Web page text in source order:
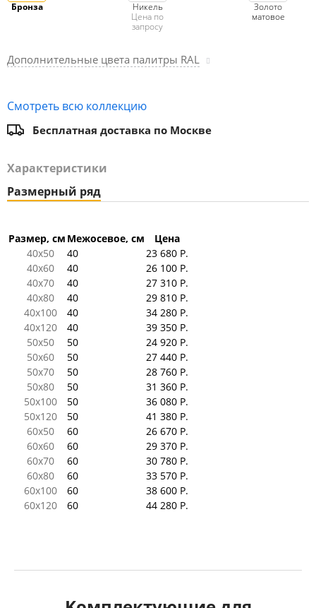
Бронза
Никель
Цена по
запросу
Золото
матовое
Дополнительные цвета палитры RAL
Смотреть всю коллекцию
Бесплатная доставка по Москве
Характеристики
Размерный ряд
Размер, см Межосевое, см
Цена
40x50
40
23 680 Р.
40x60
40
26 100 Р.
40x70
40
27 310 Р.
40x80
40
29 810 Р.
40x100
40
34 280 Р.
40x120
40
39 350 Р.
50x50
50
24 920 Р.
50x60
50
27 440 Р.
50x70
50
28 760 Р.
50x80
50
31 360 Р.
50x100
50
36 080 Р.
50x120
50
41 380 Р.
60x50
60
26 670 Р.
60x60
60
29 370 Р.
60x70
60
30 780 Р.
60x80
60
33 570 Р.
60x100
60
38 600 Р.
60x120
60 44 280 Р.